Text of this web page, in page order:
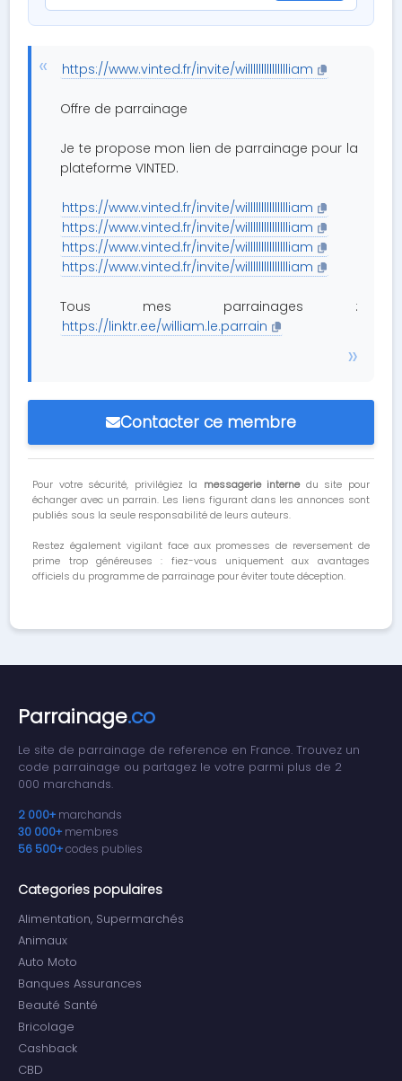
https://www.vinted.fr/invite/willllllllllllllliam
Offre de parrainage
Je te propose mon lien de parrainage pour la
plateforme VINTED.
https://www.vinted.fr/invite/willllllllllllllliam
https://www.vinted.fr/invite/willllllllllllllliam
https://www.vinted.fr/invite/willllllllllllllliam
https://www.vinted.fr/invite/willllllllllllllliam
Tous mes parrainages :
https://linktr.ee/william.le.parrain
Contacter ce membre
Pour votre sécurité, privilégiez la messagerie internedu site pour
échanger avec un parrain. Les liens figurant dans les annonces sont
publiés sous la seule responsabilité de leurs auteurs.
Restez également vigilant face aux promesses de reversement de
prime trop généreuses : fiez-vous uniquement aux avantages
officiels du programme de parrainage pour éviter toute déception.
Parrainage.co
Le site de parrainage de reference en France. Trouvez un
code parrainage ou partagez le votre parmi plus de 2
000 marchands.
2 000+ marchands
30 000+ membres
56 500+codes publies
Categories populaires
Alimentation, Supermarchés
Animaux
Auto Moto
Banques Assurances
Beauté Santé
Bricolage
Cashback
CBD